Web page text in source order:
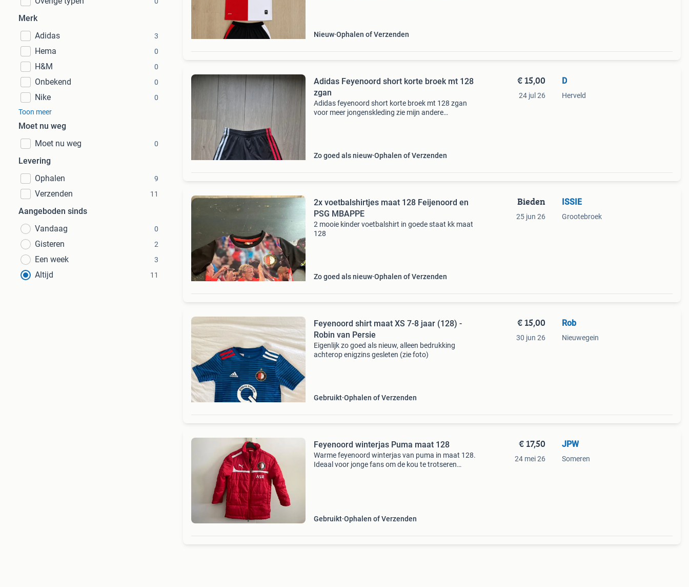
Merk
Adidas
3
Hema 0
H&M 0
Onbekend 0
Nike
0
Toon meer
Moet nu weg
Moet nu weg
0
Levering
Ophalen
9
Verzenden 11
Aangeboden sinds
Vandaag
0
Gisteren 2
Een week 3
Altijd 11
Nieuw Ophalen of Verzenden
Adidas Feyenoord short korte broek mt 128
zgan
Adidas feyenoord short korte broek mt 128 zgan
voor meer jongenskleding zie mijn andere
Zo goed als nieuw Ophalen of Verzenden
€ 15,00
24 jul 26
D
Herveld
2x voetbalshirtjes maat 128 Feijenoord en
PSG MBAPPE
2 mooie kinder voetbalshirt in goede staat kk maat
128
Zo goed als nieuw Ophalen of Verzenden
Bieden
25 jun 26
ISSIE
Grootebroek
Feyenoord shirt maat XS 7-8 jaar (128) -
Robin van Persie
Eigenlijk zo goed als nieuw, alleen bedrukking
achterop enigzins gesleten (zie foto)
Gebruikt Ophalen of Verzenden
€ 15,00
30 jun 26
Rob
Nieuwegein
Feyenoord winterjas Puma maat 128
Warme feyenoord winterjas van puma in maat 128.
Ideaal voor jonge fans om de kou te trotseren
Gebruikt Ophalen of Verzenden
€ 17,50
24 mei 26
JPW
Someren